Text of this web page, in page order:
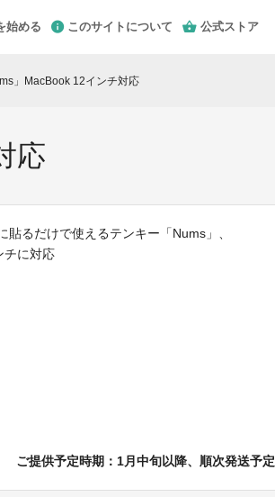
始める このサイトについて 公式ストア
」MacBook 12インチ対応
応
貼るだけで使えるテンキー「Nums」、
チに対応
ご提供予定時期：1月中旬以降、順次発送予定